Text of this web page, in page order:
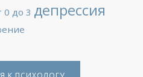
0 до 3 депрессия